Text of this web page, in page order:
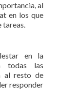
al
en los que
tareas.
en la
todas las
al resto de
responder